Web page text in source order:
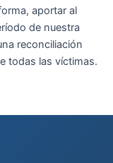
aportar al
de nuestra
reconciliación
todas las víctimas.